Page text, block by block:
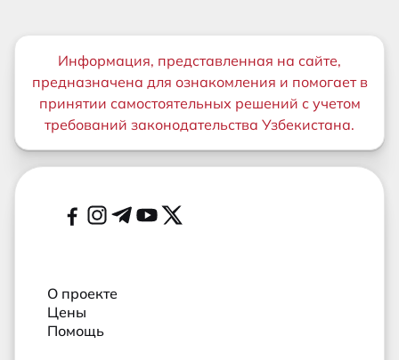
Важная информация
Информация, представленная на сайте,
предназначена для ознакомления и помогает в
принятии самостоятельных решений с учетом
требований законодательства Узбекистана.
Дополнительные ссылки
Социальные сети
О проекте
Цены
Помощь